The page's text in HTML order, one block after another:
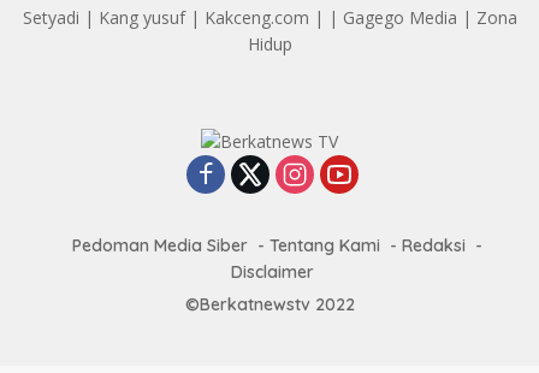
Setyadi | Kang yusuf| Kakceng.com | | Gagego Media | Zona
Hidup
Pedoman Media Siber Tentang Kami
Redaksi
Disclaimer
©Berkatnewstv 2022